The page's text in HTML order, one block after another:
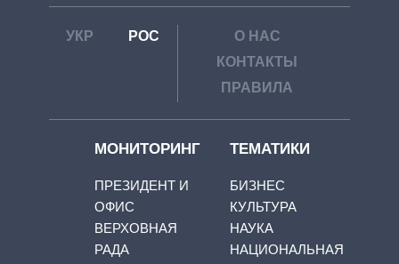
УКР РОС
О НАС
КОНТАКТЫ
ПРАВИЛА
МОНИТОРИНГ
ПРЕЗИДЕНТ И
ОФИС
ВЕРХОВНАЯ
РАДА
ТЕМАТИКИ
БИЗНЕС
КУЛЬТУРА
НАУКА
НАЦИОНАЛЬНАЯ